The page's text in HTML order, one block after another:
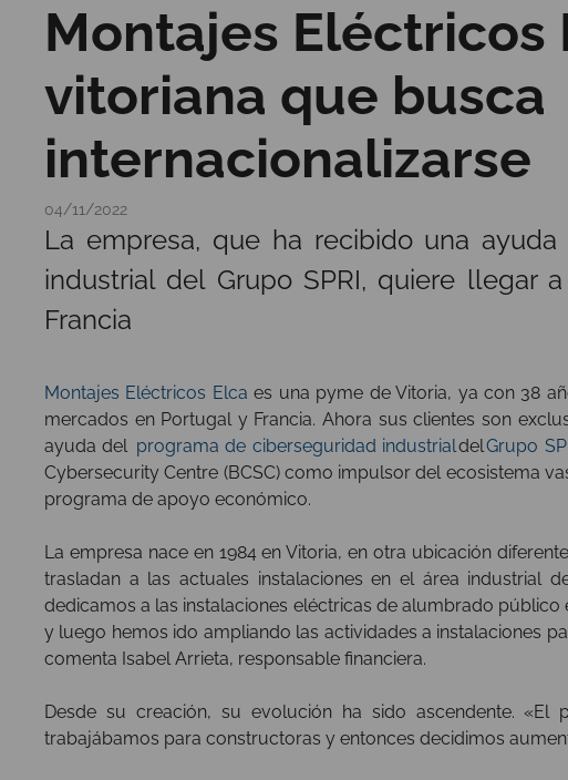
Montajes Eléctricos
vitoriana que busca
internacionalizarse
04/11/2022
La empresa, que ha recibido una
industrial del Grupo SPRI, quiere llegar
Francia
Montajes Eléctricos Elca es una pyme de Vitoria, ya con 38
mercados en Portugal y Francia. Ahora sus clientes son
ayuda del programa de ciberseguridad industrialdelGrupo
Cybersecurity Centre (BCSC) como impulsor del ecosistema
programa de apoyo económico.
La empresa nace en 1984 en Vitoria, en otra ubicación
trasladan a las actuales instalaciones en el área industrial
dedicamos a las instalaciones eléctricas de alumbrado
y luego hemos ido ampliando las actividades a instalaciones
comenta Isabel Arrieta, responsable financiera.
Desde su creación, su evolución ha sido ascendente.
trabajábamos para constructoras y entonces decidimos